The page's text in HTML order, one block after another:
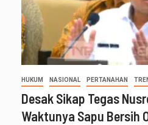
HUKUM NASIONAL PERTANAHAN
Desak Sikap Tegas
Waktunya Sapu Bersih